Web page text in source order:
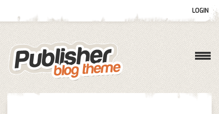
LOGIN
Gebruikersnaam
Wachtwoord